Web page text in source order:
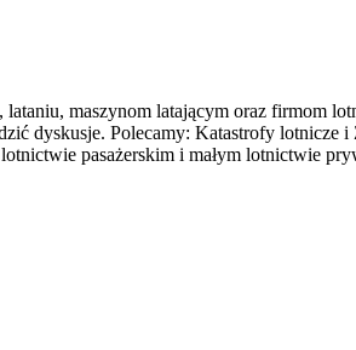
maszynom latającym oraz firmom
dyskusje. Polecamy: Katastrofy
pasażerskim i małym lotnictwie